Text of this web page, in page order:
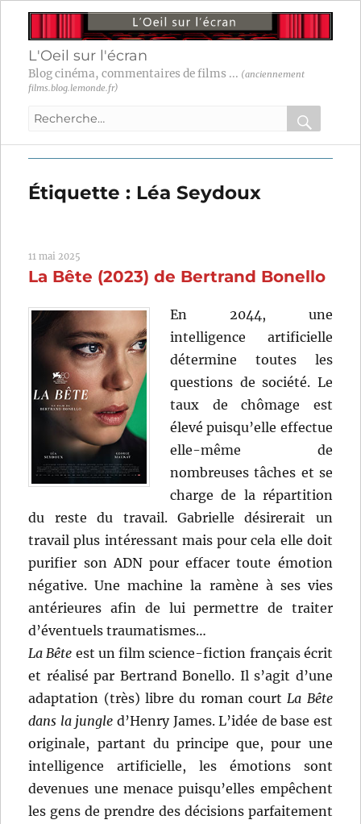
L'Oeil sur l'écran
Blog cinéma, commentaires de films ... (anciennement
films.blog.lemonde.fr)
Recherche
:
OK
Étiquette : Léa Seydoux
11 mai 2025
La Bête (2023) de Bertrand Bonello
En 2044, une
intelligence artificielle
détermine toutes les
questions de société. Le
taux de chômage est
élevé puisqu’elle effectue
elle-même de
nombreuses tâches et se
charge de la répartition
du reste du travail. Gabrielle désirerait un
travail plus intéressant mais pour cela elle doit
purifier son ADN pour effacer toute émotion
négative. Une machine la ramène à ses vies
antérieures afin de lui permettre de traiter
d’éventuels traumatismes…
La Bête est un film science-fiction français écrit
et réalisé par Bertrand Bonello. Il s’agit d’une
adaptation (très) libre du roman courtLa Bête
dans la jungle d’Henry James. L’idée de base est
originale, partant du principe que, pour une
intelligence artificielle, les émotions sont
devenues une menace puisqu’elles empêchent
les gens de prendre des décisions parfaitement